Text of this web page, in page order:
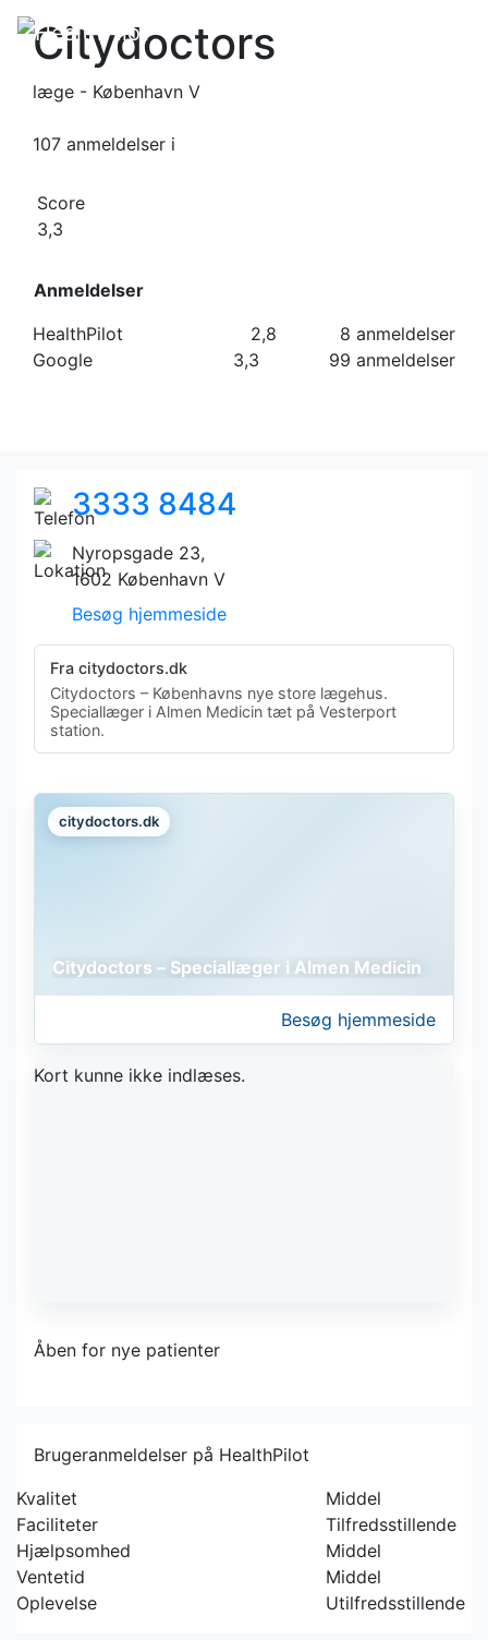
Citydoctors
læge - København V
107 anmeldelser i
Score
3,3
Anmeldelser
HealthPilot
2,8
8 anmeldelser
Google
3,3 99 anmeldelser
3333 8484
Nyropsgade 23,
1602 København V
Besøg hjemmeside
Fra citydoctors.dk
Citydoctors – Københavns nye store lægehus.
Speciallæger i Almen Medicin tæt på Vesterport
station.
citydoctors.dk
Citydoctors – Speciallæger i Almen Medicin
Besøg hjemmeside
Kort kunne ikke indlæses.
Åben for nye patienter
Brugeranmeldelser på HealthPilot
Kvalitet
Middel
Faciliteter
Tilfredsstillende
Hjælpsomhed
Middel
Ventetid
Middel
Oplevelse
Utilfredsstillende